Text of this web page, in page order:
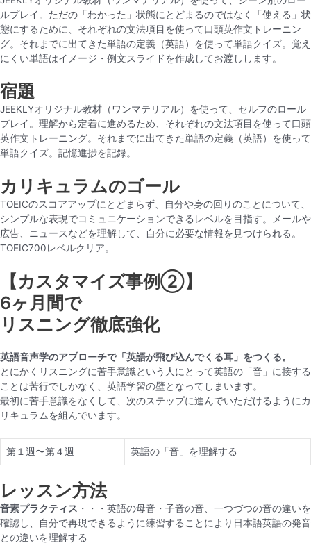
ルプレイ。ただの「わかった」状態にとどまるのではなく「使える」状
態にするために、それぞれの文法項目を使って口頭英作文トレーニン
グ。それまでに出てきた単語の定義（英語）を使って単語クイズ。覚え
にくい単語はイメージ・例文スライドを作成してお渡しします。
宿題
JEEKLYオリジナル教材（ワンマテリアル）を使って、セルフのロール
プレイ。理解から定着に進めるため、それぞれの文法項目を使って口頭
英作文トレーニング。それまでに出てきた単語の定義（英語）を使って
単語クイズ。記憶進捗を記録。
カリキュラムのゴール
TOEICのスコアアップにとどまらず、自分や身の回りのことについて、
シンプルな表現でコミュニケーションできるレベルを目指す。メールや
広告、ニュースなどを理解して、自分に必要な情報を見つけられる。
TOEIC700レベルクリア。
【カスタマイズ事例②】
6ヶ月間で
リスニング徹底強化
英語音声学のアプローチで「英語が飛び込んでくる耳」をつくる。
とにかくリスニングに苦手意識という人にとって英語の「音」に接する
ことは苦行でしかなく、英語学習の壁となってしまいます。
最初に苦手意識をなくして、次のステップに進んでいただけるようにカ
リキュラムを組んでいます。
第１週〜第４週 英語の「音」を理解する
レッスン方法
音素プラクティス ・・・英語の母音・子音の音、一つづつの音の違いを
確認し、自分で再現できるように練習することにより日本語英語の発音
との違いを理解する